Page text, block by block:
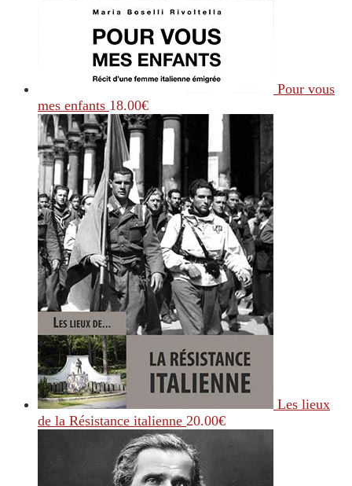
Pour vous
mes enfants 18.00€
Les lieux
de la Résistance italienne 20.00€